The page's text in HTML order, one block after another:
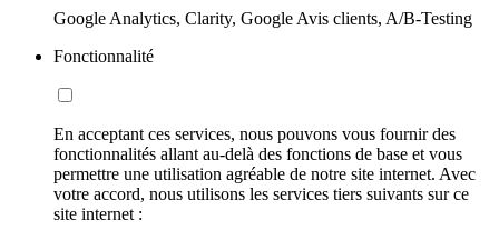
Google Analytics, Clarity, Google Avis clients, A/B-Testing
Fonctionnalité
En acceptant ces services, nous pouvons vous fournir des
fonctionnalités allant au-delà des fonctions de base et vous
permettre une utilisation agréable de notre site internet. Avec
votre accord, nous utilisons les services tiers suivants sur ce
site internet :